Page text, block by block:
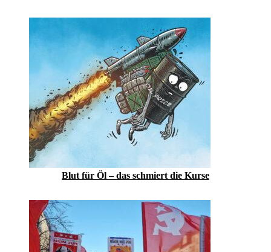
Blut für Öl – das schmiert die Kurse